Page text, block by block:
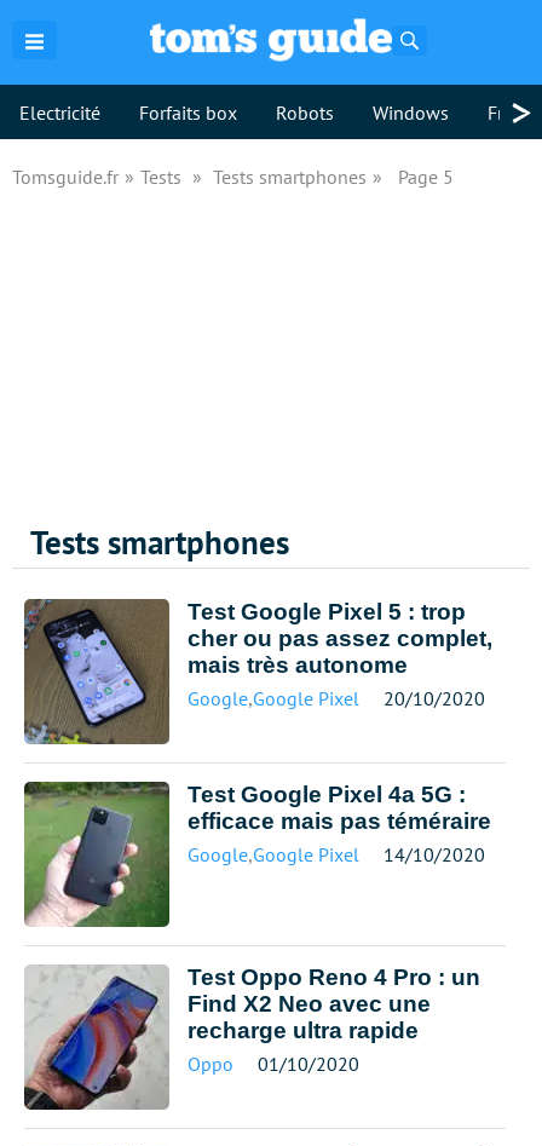
Electricité Forfaits box Robots Windows >
Tomsguide.fr Tests Tests smartphones Page 5
Tests smartphones
Test Google Pixel 5 : trop
cher ou pas assez complet,
mais très autonome
Google,Google Pixel 20/10/2020
Test Google Pixel 4a 5G :
efficace mais pas téméraire
Google,Google Pixel 14/10/2020
Test Oppo Reno 4 Pro : un
Find X2 Neo avec une
recharge ultra rapide
Oppo 01/10/2020